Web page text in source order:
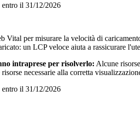
entro il 31/12/2026
Vital per misurare la velocità di
un LCP veloce aiuta a rassicurare
intraprese per risolverlo: Alcune
risorse necessarie alla corretta
entro il 31/12/2026